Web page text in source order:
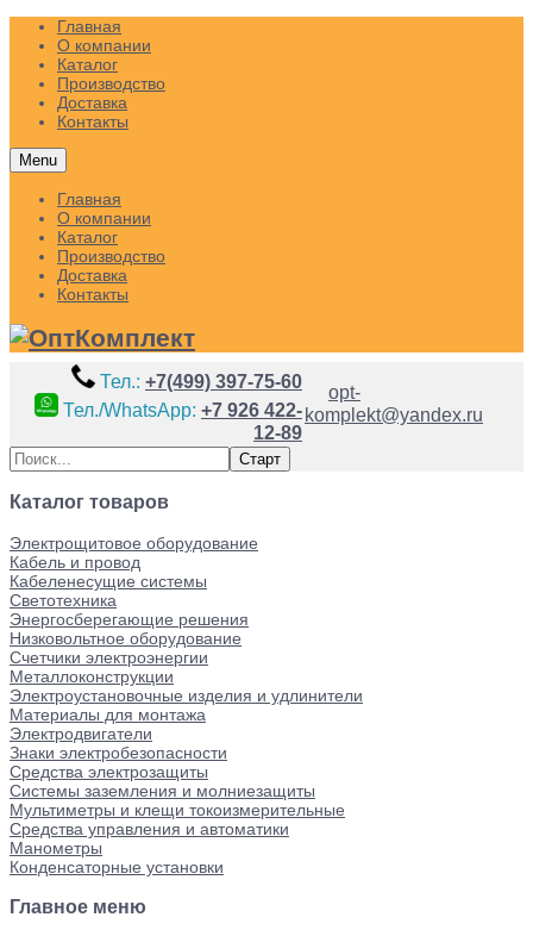
Главная
О компании
Каталог
Производство
Доставка
Контакты
Menu
Главная
О компании
Каталог
Производство
Доставка
Контакты
Тел.: +7(499) 397-75-60
Тел./WhatsApp: +7 926 422-
12-89
opt-
komplekt@yandex.ru
Каталог товаров
Электрощитовое оборудование
Кабель и провод
Кабеленесущие системы
Светотехника
Энергосберегающие решения
Низковольтное оборудование
Счетчики электроэнергии
Металлоконструкции
Электроустановочные изделия и удлинители
Материалы для монтажа
Электродвигатели
Знаки электробезопасности
Средства электрозащиты
Системы заземления и молниезащиты
Мультиметры и клещи токоизмерительные
Средства управления и автоматики
Манометры
Конденсаторные установки
Главное меню